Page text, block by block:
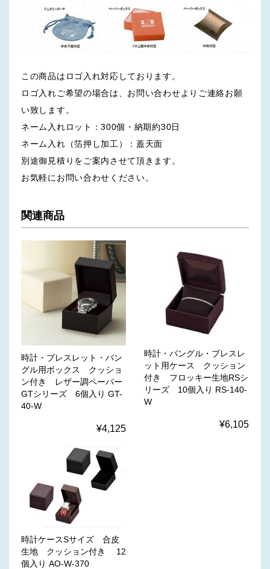
この商品はロゴ入れ対応しております。
ロゴ入れご希望の場合は、お問い合わせよりご連絡お願
い致します。
ネーム入れロット：300個・納期約30日
ネーム入れ（箔押し加工）：蓋天面
別途御見積りをご案内させて頂きます。
お気軽にお問い合わせください。
関連商品
時計・ブレスレット・バン
グル用ボックス クッショ
ン付き レザー調ペーパー
GTシリーズ 6個入り GT-
40-W
¥4,125
時計・バングル・ブレスレ
ット用ケース クッション
付き フロッキー生地RSシ
リーズ 10個入り RS-140-
W
¥6,105
時計ケースSサイズ 合皮
生地 クッション付き 12
個入り AO-W-370